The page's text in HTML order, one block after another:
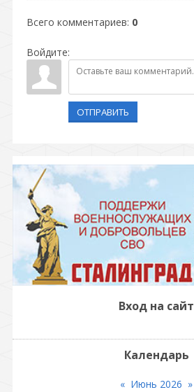
Всего комментариев: 0
Войдите:
ОТПРАВИТЬ
Вход на сайт
Календарь
« Июнь 2026 »